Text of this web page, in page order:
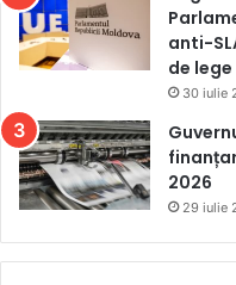
newsurile,
influența opinia publică”.
De cealaltă parte, mai
critici asupra activității
imparțialitate și de
guvernării.
anti-
de lege
30 iulie
2026
29 iulie